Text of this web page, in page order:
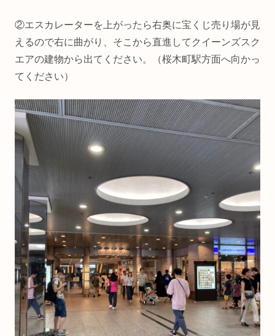
②エスカレーターを上がったら右奥に宝くじ売り場が見
えるので右に曲がり、そこから直進してクイーンズスク
エアの建物から出てください。（桜木町駅方面へ向かっ
てください）